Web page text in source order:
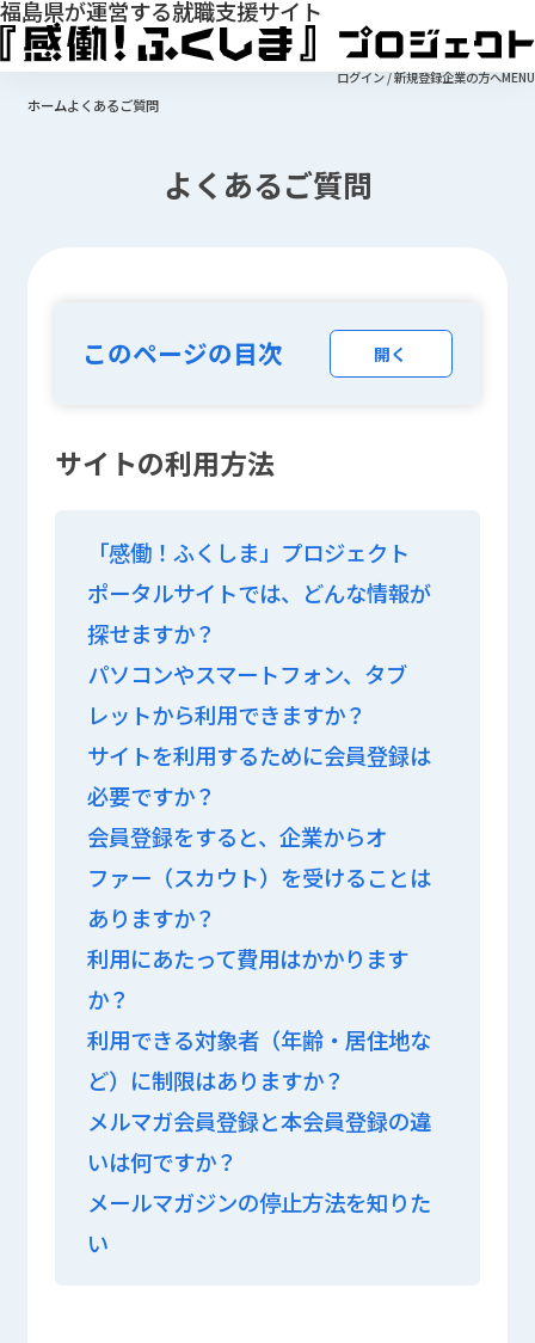
福島県が運営する就職支援サイト
ログイン / 新規登録企業の方へMENU
ホームよくあるご質問
よくあるご質問
このページの目次 開く
サイトの利用方法
「感働！ふくしま」プロジェクト
ポータルサイトでは、どんな情報が
探せますか？
パソコンやスマートフォン、タブ
レットから利用できますか？
サイトを利用するために会員登録は
必要ですか？
会員登録をすると、企業からオ
ファー（スカウト）を受けることは
ありますか？
利用にあたって費用はかかります
か？
利用できる対象者（年齢・居住地な
ど）に制限はありますか？
メルマガ会員登録と本会員登録の違
いは何ですか？
メールマガジンの停止方法を知りた
い